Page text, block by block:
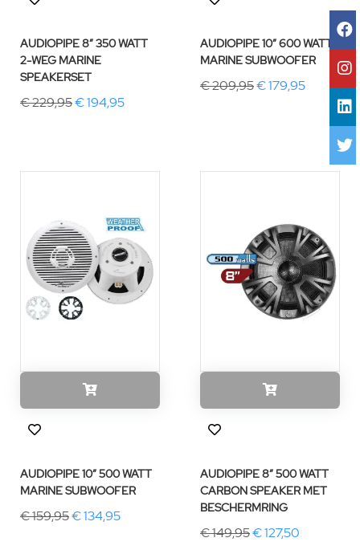
AUDIOPIPE 8″ 350 WATT
2-WEG MARINE
SPEAKERSET
€ 229,95€ 194,95
AUDIOPIPE 10″ 600 WATT
MARINE SUBWOOFER
€ 209,95€ 179,95
AUDIOPIPE 10″ 500 WATT
MARINE SUBWOOFER
€ 159,95€ 134,95
AUDIOPIPE 8″ 500 WATT
CARBON SPEAKER MET
BESCHERMRING
€ 149,95€ 127,50